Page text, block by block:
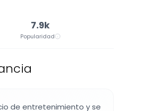
7.9k
Popularidad
de entretenimiento y se